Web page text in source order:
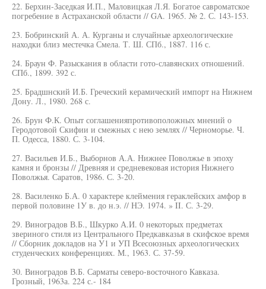
22. Берхин-Заседкая И.П., Маловицкая Л.Я. Богатое савроматское
погребение в Астраханской области // GA. 1965. № 2. С. 143-153.
23. Бобринский А. А. Курганы и случайные археологические
находки близ местечка Смела. Т. Ш. СПб., 1887. 116 с.
24. Браун Ф. Разыскания в области гото-славянских отношений.
СПб., 1899. 392 с.
25. Брадшнский И.Б. Греческий керамический импорт на Нижнем
Дону. Л., 1980. 268 с.
26. Брун Ф.К. Опыт соглашенияпротивоположных мнений о
Геродотовой Скифии и смежных с нею землях // Черноморье. Ч.
П. Одесса, 1880. С. 3-104.
27. Васильев И.Б., Выборнов А.А. Нижнее Поволжье в эпоху
камня и бронзы // Древняя и средневековая история Нижнего
Поволжья. Саратов, 1986. С. 3-20.
28. Василенко Б.А. 0 характере клеймения гераклейских амфор в
первой половине 1У в. до н.э. // НЭ. 1974. » II. С. 3-29.
29. Виноградов В.Б., Шкурко А.И. 0 некоторых предметах
звериного стиля из Центрального Предкавказья в скифское время
// Сборник докладов на У1 и УП Всесоюзных археологических
студенческих конференциях. М., 1963. С. 37-59.
30. Виноградов В.Б. Сарматы северо-восточного Кавказа.
Грозный, 1963а. 224 с.- 184